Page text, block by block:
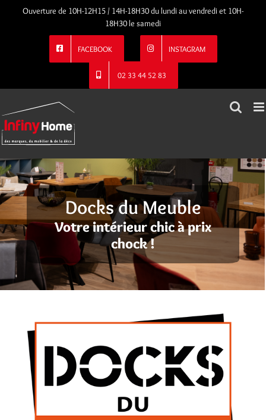
PasserOuverture de 10H-12H15 / 14H-18H30 du lundi au vendredi et 10H-
18H30 le samedi
FACEBOOK INSTAGRAM
02 33 44 52 83
Docks du Meuble
Votre intérieur chic à prix
chock !